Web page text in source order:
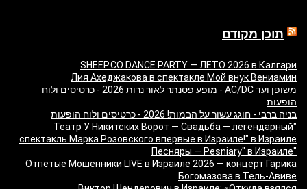
תוכן מקודם
SHEEP.CO DANCE PARTY — ЛЕТО 2026 в Калгари
Лия Ахеджакова в спектакле Мой внук Вениамин
משופן ועד AC/DC - מופע פסנתר לאור נרות 2026 - כרטיסים ולוח
הופעות
בניה ברבי - חוגג עשור על הבמות! 2026 - כרטיסים ולוח הופעות
"Театр У Никитских Ворот — Свадьба — легендарный
спектакль Марка Розовского впервые в Израиле!" в Израиле
"Песняры — Pesniary" в Израиле
Отпетые Мошенники LIVE в Израиле 2026 — концерт Гарика
Богомазова в Тель-Авиве